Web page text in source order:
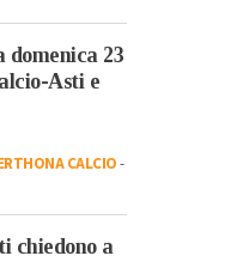
23
Asti e
CALCIO-
chiedono a